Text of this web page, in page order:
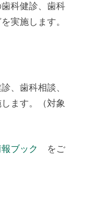
科健診、歯科
実施します。
、歯科相談、
ます。（対象
ブック をご